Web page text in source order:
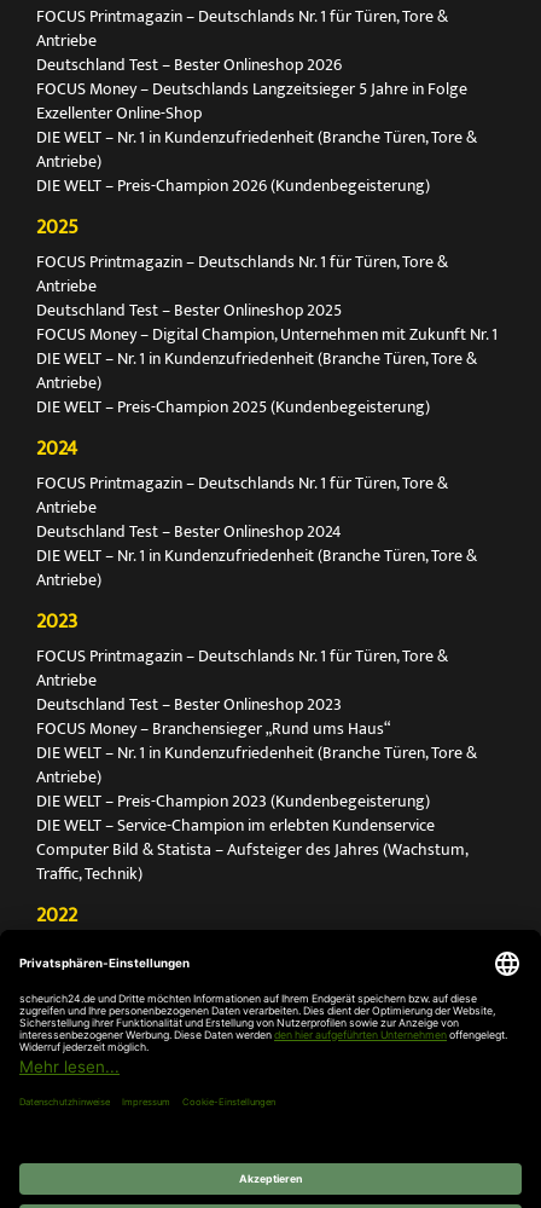
FOCUS Printmagazin – Deutschlands Nr. 1 für Türen, Tore &
Antriebe
Deutschland Test – Bester Onlineshop 2026
FOCUS Money – Deutschlands Langzeitsieger 5 Jahre in Folge
Exzellenter Online-Shop
DIE WELT – Nr. 1 in Kundenzufriedenheit (Branche Türen, Tore &
Antriebe)
DIE WELT – Preis-Champion 2026 (Kundenbegeisterung)
2025
FOCUS Printmagazin – Deutschlands Nr. 1 für Türen, Tore &
Antriebe
Deutschland Test – Bester Onlineshop 2025
FOCUS Money – Digital Champion, Unternehmen mit Zukunft Nr. 1
DIE WELT – Nr. 1 in Kundenzufriedenheit (Branche Türen, Tore &
Antriebe)
DIE WELT – Preis-Champion 2025 (Kundenbegeisterung)
2024
FOCUS Printmagazin – Deutschlands Nr. 1 für Türen, Tore &
Antriebe
Deutschland Test – Bester Onlineshop 2024
DIE WELT – Nr. 1 in Kundenzufriedenheit (Branche Türen, Tore &
Antriebe)
2023
FOCUS Printmagazin – Deutschlands Nr. 1 für Türen, Tore &
Antriebe
Deutschland Test – Bester Onlineshop 2023
FOCUS Money – Branchensieger „Rund ums Haus“
DIE WELT – Nr. 1 in Kundenzufriedenheit (Branche Türen, Tore &
Antriebe)
DIE WELT – Preis-Champion 2023 (Kundenbegeisterung)
DIE WELT – Service-Champion im erlebten Kundenservice
Computer Bild & Statista – Aufsteiger des Jahres (Wachstum,
Traffic, Technik)
2022
Antriebe
Deutschland Test – Bester Onlineshop 2022
FOCUS Money – Branchensieger „Rund ums Haus“
DIE WELT – Service-Champion im erlebten Kundenservice
DIE WELT – Branchengewinner Gold-Rang (Türen, Tore & Antriebe)